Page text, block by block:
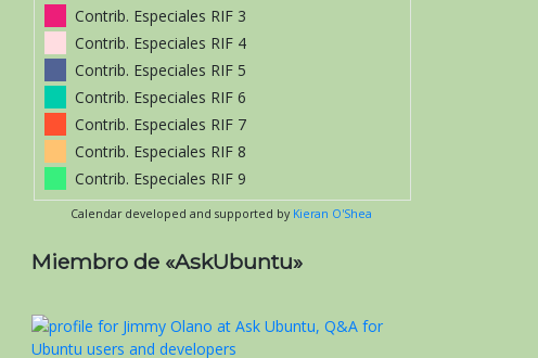
Contrib. Especiales RIF 3
Contrib. Especiales RIF 4
Contrib. Especiales RIF 5
Contrib. Especiales RIF 6
Contrib. Especiales RIF 7
Contrib. Especiales RIF 8
Contrib. Especiales RIF 9
Calendar developed and supported by Kieran O'Shea
Miembro de «AskUbuntu»